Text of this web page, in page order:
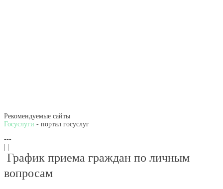
Рекомендуемые сайты
Госуслуги - портал госуслуг
---
График приема граждан по личным
вопросам